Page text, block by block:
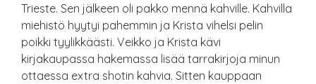
Trieste. Sen jälkeen oli pakko mennä kahville. Kahvilla
miehistö hyytyi pahemmin ja Krista vihelsi pelin
poikki tyylikkäästi. Veikko ja Krista kävi
kirjakaupassa hakemassa lisää tarrakirjoja minun
ottaessa extra shotin kahvia. Sitten kauppaan